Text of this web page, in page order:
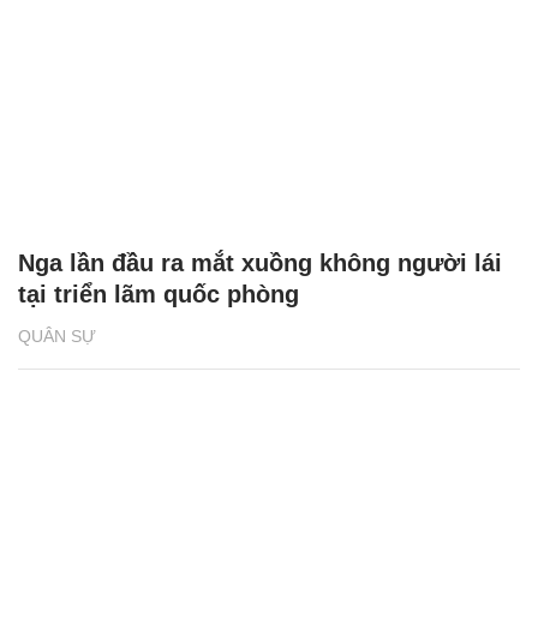
QUÂN SỰ
Nga lần đầu ra mắt xuồng không người lái
tại triển lãm quốc phòng